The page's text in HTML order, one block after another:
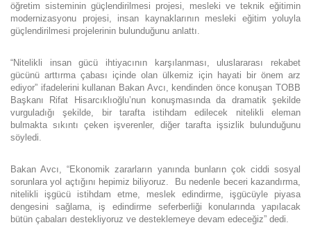
öğretim sisteminin güçlendirilmesi projesi, mesleki ve teknik eğitimin
modernizasyonu projesi, insan kaynaklarının mesleki eğitim yoluyla
güçlendirilmesi projelerinin bulunduğunu anlattı.
“Nitelikli insan gücü ihtiyacının karşılanması, uluslararası rekabet
gücünü arttırma çabası içinde olan ülkemiz için hayati bir önem arz
ediyor” ifadelerini kullanan Bakan Avcı, kendinden önce konuşan TOBB
Başkanı Rifat Hisarcıklıoğlu’nun konuşmasında da dramatik şekilde
vurguladığı şekilde, bir tarafta istihdam edilecek nitelikli eleman
bulmakta sıkıntı çeken işverenler, diğer tarafta işsizlik bulunduğunu
söyledi.
Bakan Avcı, “Ekonomik zararların yanında bunların çok ciddi sosyal
sorunlara yol açtığını hepimiz biliyoruz. Bu nedenle beceri kazandırma,
nitelikli işgücü istihdam etme, meslek edindirme, işgücüyle piyasa
dengesini sağlama, iş edindirme seferberliği konularında yapılacak
bütün çabaları destekliyoruz ve desteklemeye devam edeceğiz” dedi.